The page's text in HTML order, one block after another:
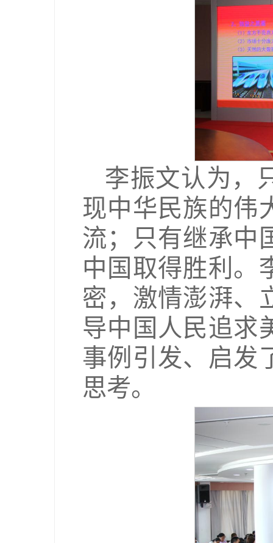
李振文认为，
现中华民族的伟
流；只有继承中
中国取得胜利。
密，激情澎湃、
导中国人民追求
事例引发、启发
思考。